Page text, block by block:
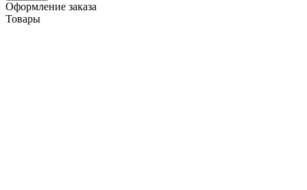
Оформление заказа
Товары